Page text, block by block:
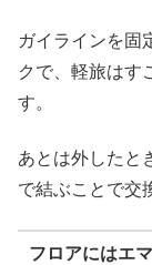
ガイラインを固
クで、軽旅はす
す。
あとは外したと
で結ぶことで交
フロアにはエ